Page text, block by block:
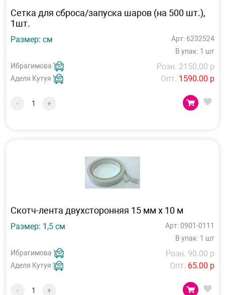
Сетка для сброса/запуска шаров (на 500 шт.),
1шт.
Размер: см
Арт: 6232524
В упак: 1 шт
Ибрагимова
Аделя Кутуя
Розн. 2150.00 р
Опт. 1590.00 р
- +
Скотч-лента двухсторонняя 15 мм х 10 м
Размер: 1,5 см
Арт: 0901-0111
В упак: 1 шт
Ибрагимова
Аделя Кутуя
Розн. 90.00 р
Опт. 65.00 р
- +